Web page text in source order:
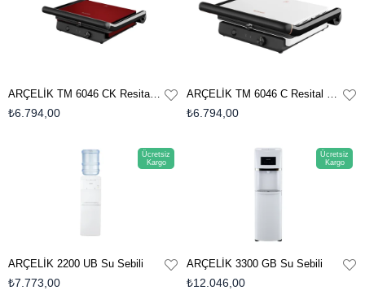
₺6.794,00 ₺6.794,00
ARÇELİK 2200 UB Su Sebili
₺7.773,00
Ücretsiz
Kargo
ARÇELİK 3300 GB Su Sebili
₺12.046,00
Ücretsiz
Kargo